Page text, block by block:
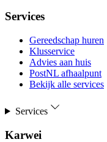
Services
Gereedschap huren
Klusservice
Advies aan huis
PostNL afhaalpunt
Bekijk alle services
Services
Karwei